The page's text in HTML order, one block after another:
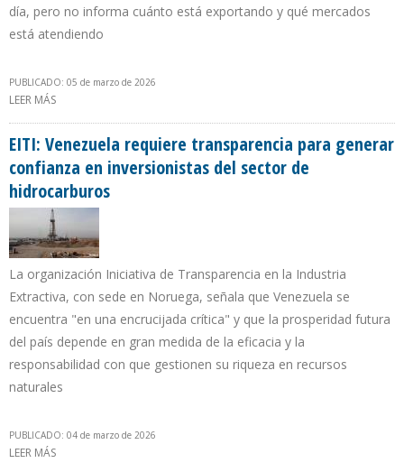
día, pero no informa cuánto está exportando y qué mercados
está atendiendo
PUBLICADO: 05 de marzo de 2026
LEER MÁS
EITI: Venezuela requiere transparencia para generar
confianza en inversionistas del sector de
hidrocarburos
La organización Iniciativa de Transparencia en la Industria
Extractiva, con sede en Noruega, señala que Venezuela se
encuentra "en una encrucijada crítica" y que la prosperidad futura
del país depende en gran medida de la eficacia y la
responsabilidad con que gestionen su riqueza en recursos
naturales
PUBLICADO: 04 de marzo de 2026
LEER MÁS